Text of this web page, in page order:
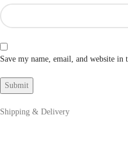
Save my name, email, and website
Shipping & Delivery